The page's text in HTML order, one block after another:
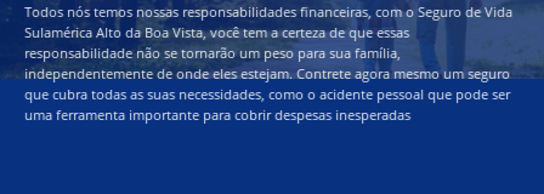
Todos nós temos nossas responsabilidades financeiras, com o Seguro de Vida
Sulamérica Alto da Boa Vista, você tem a certeza de que essas
responsabilidade não se tornarão um peso para sua família,
independentemente de onde eles estejam. Contrete agora mesmo um seguro
que cubra todas as suas necessidades, como o acidente pessoal que pode ser
uma ferramenta importante para cobrir despesas inesperadas